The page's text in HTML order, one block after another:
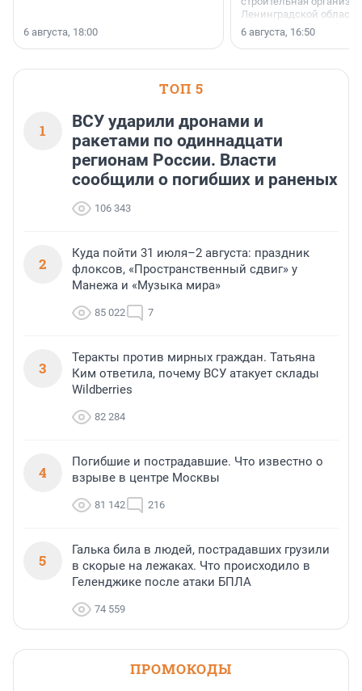
6 августа, 18:00
Ленинградской области
номинации «Самый
застройщик
области».
6 августа, 16:50
ТОП 5
1
ВСУ ударили дронами и
ракетами по одиннадцати
регионам России. Власти
сообщили о погибших и раненых
106 343
2
Куда пойти 31 июля–2 августа: праздник
флоксов, «Пространственный сдвиг» у
Манежа и «Музыка мира»
85 022 7
3
Теракты против мирных граждан. Татьяна
Ким ответила, почему ВСУ атакует склады
Wildberries
82 284
4
Погибшие и пострадавшие. Что известно о
взрыве в центре Москвы
81 142 216
5
Галька била в людей, пострадавших грузили
в скорые на лежаках. Что происходило в
Геленджике после атаки БПЛА
74 559
ПРОМОКОДЫ